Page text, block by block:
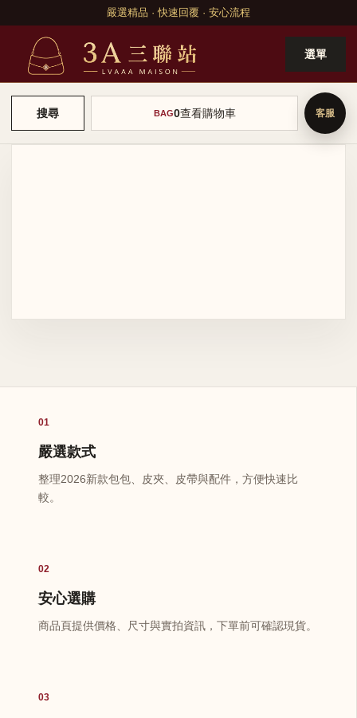
嚴選精品 · 快速回覆 · 安心流程
選單
搜尋 BAG0查看購物車
01
嚴選款式
整理2026新款包包、皮夾、皮帶與配件，方便快速比
較。
02
安心選購
商品頁提供價格、尺寸與實拍資訊，下單前可確認現貨。
03